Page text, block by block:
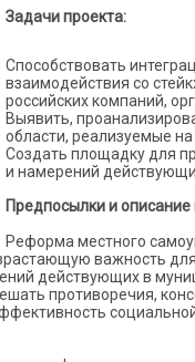
Задачи проекта:
Способствовать
взаимодействия со
российских компаний,
Выявить,
области, реализуемые
Создать площадку для
и намерений
Предпосылки и описание
Реформа местного
важность
действующих в
противоречия,